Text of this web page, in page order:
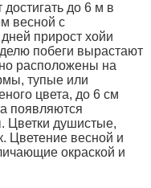
до 6 м в
весной с
прирост хойи
побеги вырастают
расположены на
тупые или
цвета, до 6 см
появляются
Цветки душистые,
Цветение весной и
окраской и